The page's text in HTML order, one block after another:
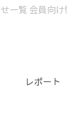
一覧 会員向け